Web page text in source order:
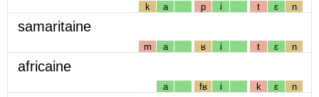
k a p i t ɛ n
samaritaine
m a ʁ i t ɛ n
africaine
a fʁ i k ɛ n